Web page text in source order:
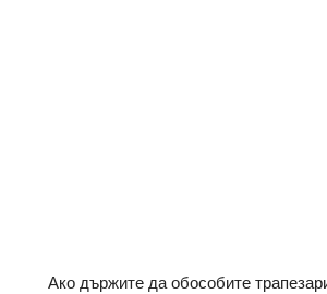
Ако държите да обособите